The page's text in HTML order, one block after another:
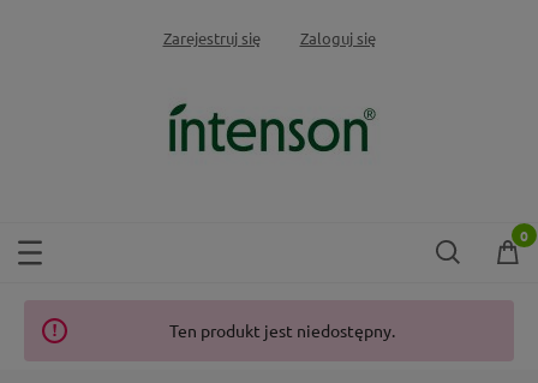
Zarejestruj się Zaloguj się
Ten produkt jest niedostępny.